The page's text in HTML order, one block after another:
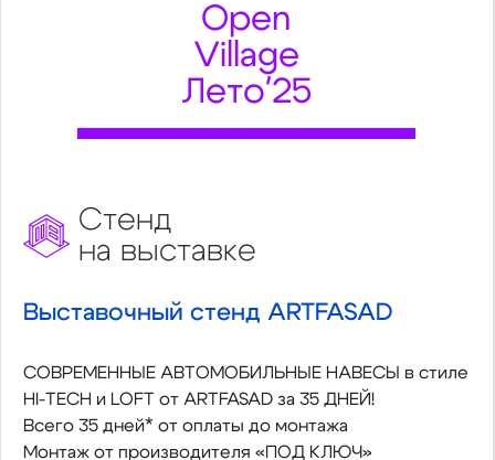
Open
Village
Лето'25
Стенд
на выставке
Выставочный стенд ARTFASAD
СОВРЕМЕННЫЕ АВТОМОБИЛЬНЫЕ НАВЕСЫ в стиле
HI-TECH и LOFT от ARTFASAD за 35 ДНЕЙ!
Всего 35 дней* от оплаты до монтажа
Монтаж от производителя «ПОД КЛЮЧ»